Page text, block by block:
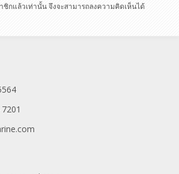
ชิกแล้วเท่านั้น จึงจะสามารถลงความคิดเห็นได้